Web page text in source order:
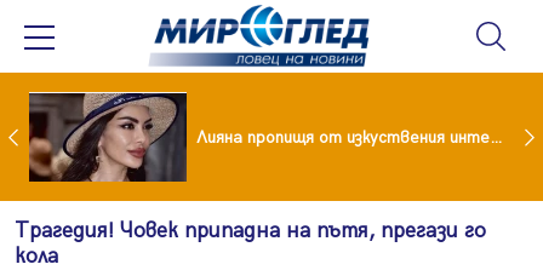
Популярен риалити герой заряза жена си заради друга Лияна пропищя от изкуствения интелект
Трагедия! Човек припадна на пътя, прегази го
кола